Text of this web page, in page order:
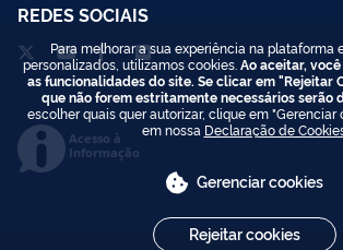
REDES SOCIAIS
Acesso à
Informação
Para melhorar a sua experiência na plataforma
personalizados, utilizamos cookies. Ao aceitar,
as funcionalidades do site. Se clicar em "Rejeitar
que não forem estritamente necessários serão
escolher quais quer autorizar, clique em "Gerenciar
em nossa Declaração de
Gerenciar cookies
Rejeitar cookies